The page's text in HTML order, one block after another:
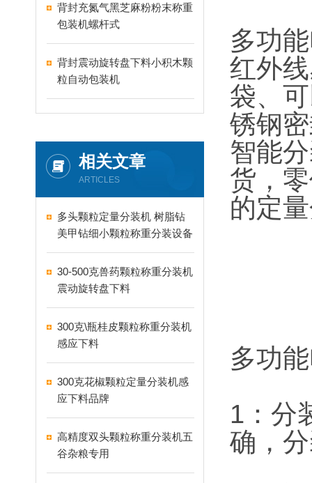
背封充氮气黑芝麻粉粉末称重
包装机螺杆式
背封震动旋转盘下料小积木颗
粒自动包装机
相关文章
ARTICLES
多头颗粒定量分装机 树脂钻
美甲钻细小颗粒称重分装设备
支持24-60头定制
30-500克兽药颗粒称重分装机
震动旋转盘下料
300克\瓶桂皮颗粒称重分装机
感应下料
300克花椒颗粒定量分装机感
应下料品牌
高精度双头颗粒称重分装机五
谷杂粮专用
多功
红外
袋、
锈钢
智能
货，
的定
多功
1：分
确，